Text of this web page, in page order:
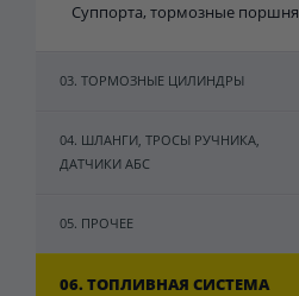
Суппорта, тормозные поршня
03. ТОРМОЗНЫЕ ЦИЛИНДРЫ
04. ШЛАНГИ, ТРОСЫ РУЧНИКА,
ДАТЧИКИ АБС
05. ПРОЧЕЕ
06. ТОПЛИВНАЯ СИСТЕМА